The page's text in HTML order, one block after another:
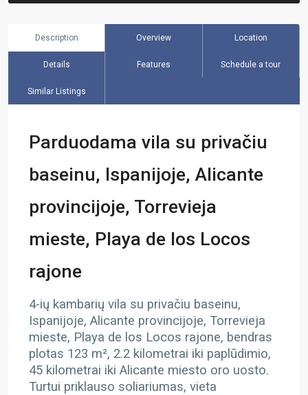
Description Overview Location
Details Features Schedule a tour
Similar Listings
Parduodama vila su privačiu
baseinu, Ispanijoje, Alicante
provincijoje, Torrevieja
mieste, Playa de los Locos
rajone
4-ių kambarių vila su privačiu baseinu,
Ispanijoje, Alicante provincijoje, Torrevieja
mieste, Playa de los Locos rajone, bendras
plotas 123 m², 2.2 kilometrai iki paplūdimio,
45 kilometrai iki Alicante miesto oro uosto.
Turtui priklauso soliariumas, vieta